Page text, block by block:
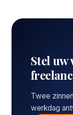
Stel uw
Twee
werkdag